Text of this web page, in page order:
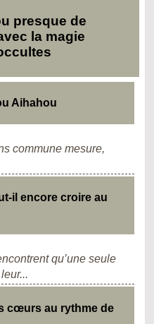
presque de
la magie
Aihahou
commune mesure,
il encore croire au
qu’une seule
cœurs au rythme de